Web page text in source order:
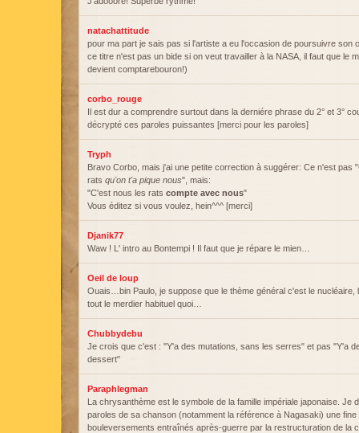
natachattitude
pour ma part je sais pas si l'artiste a eu l'occasion de poursuivre son
ce titre n'est pas un bide si on veut travailler à la NASA, il faut que le
devient comptarebouron!)
corbo_rouge
Il est dur a comprendre surtout dans la derniére phrase du 2° et 3°
décrypté ces paroles puissantes [merci pour les paroles]
Tryph
Bravo Corbo, mais j'ai une petite correction à suggérer: Ce n'est pas
rats qu'on t'a pique nous", mais:
"C'est nous les rats compte avec nous"
Vous éditez si vous voulez, hein^^^ [merci]
Djanik77
Waw ! L' intro au Bontempi ! Il faut que je répare le mien…
Oeil de loup
Ouais…bin Paulo, je suppose que le thème général c'est le nucléaire,
tout le merdier habituel quoi…
Chubbydebu
Je crois que c'est : "Y'a des mutations, sans les serres" et pas "Y'a
dessert"
Paraphlegman
La chrysanthème est le symbole de la famille impériale japonaise. Je
paroles de sa chanson (notamment la référence à Nagasaki) une
bouleversements entraînés après-guerre par la restructuration de la